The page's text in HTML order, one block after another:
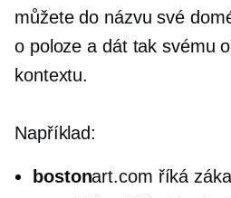
můžete do názvu své
o poloze a dát tak svému
kontextu.
Například:
bostonart.com říká